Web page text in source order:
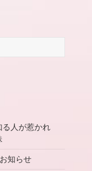
る人が惹かれ
知らせ